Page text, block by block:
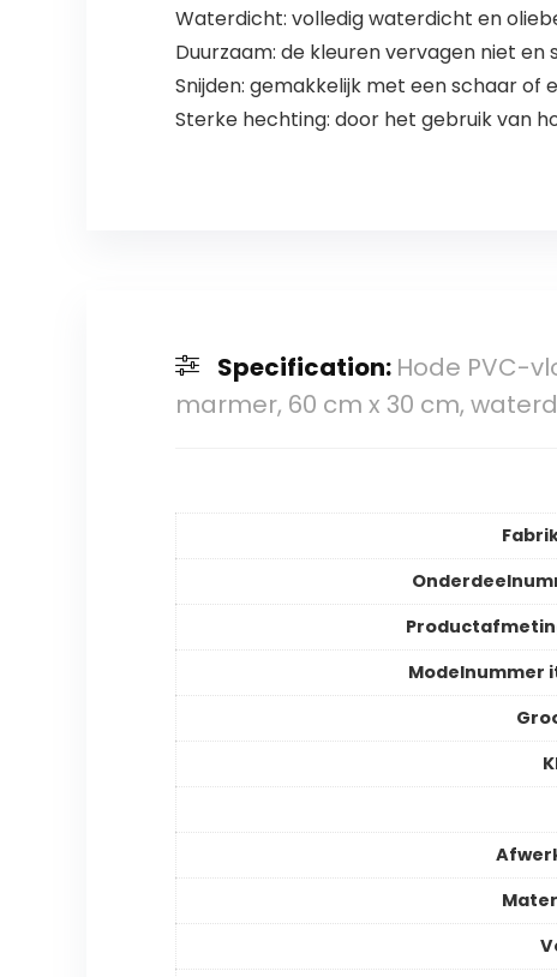
Waterdicht: volledig waterdicht en
Duurzaam: de kleuren vervagen niet en
Snijden: gemakkelijk met een schaar of
Sterke hechting: door het gebruik van
Specification: Hode PVC-
marmer, 60 cm x 30 cm,
Modelnummer